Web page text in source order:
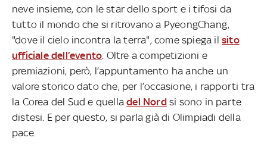
neve insieme, con le star dello sport e i tifosi da
tutto il mondo che si ritrovano a PyeongChang,
"dove il cielo incontra la terra", come spiega ilsito
ufficiale dell’evento . Oltre a competizioni e
premiazioni, però, l’appuntamento ha anche un
valore storico dato che, per l’occasione, i rapporti tra
la Corea del Sud e quelladel Nordsi sono in parte
distesi. E per questo, si parla già di Olimpiadi della
pace.